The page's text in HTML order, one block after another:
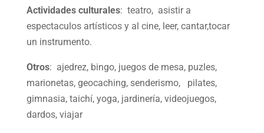
Actividades culturales: teatro, asistir a
espectaculos artísticos y al cine, leer, cantar,tocar
un instrumento.
Otros: ajedrez, bingo, juegos de mesa, puzles,
marionetas, geocaching, senderismo, pilates,
gimnasia, taichí, yoga, jardinería, videojuegos,
dardos, viajar